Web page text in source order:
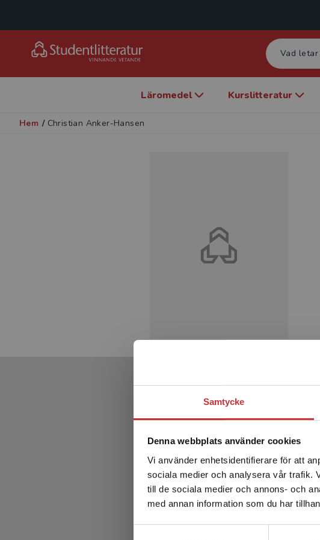
Samtycke
Denna webbplats använder cookies
Vi använder enhetsidentifierare för att
sociala medier och analysera vår trafik.
till de sociala medier och annons- och
med annan information som du har
Det
enhet
Sverige.
Läromedel Kurslitteratur
Hem / Christian Anker-Hansen